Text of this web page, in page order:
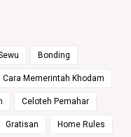
Bonding
Cara Memerintah Khodam
Celoteh Pemahar
Gratisan Home Rules